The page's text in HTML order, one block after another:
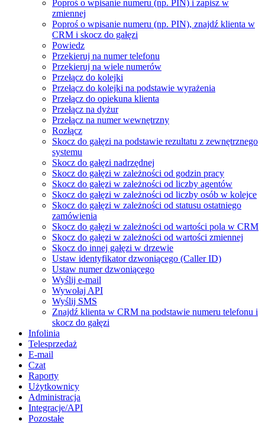
Poproś o wpisanie numeru (np. PIN) i zapisz w
zmiennej
Poproś o wpisanie numeru (np. PIN), znajdź klienta w
CRM i skocz do gałęzi
Powiedz
Przekieruj na numer telefonu
Przekieruj na wiele numerów
Przełącz do kolejki
Przełącz do kolejki na podstawie wyrażenia
Przełącz do opiekuna klienta
Przełącz na dyżur
Przełącz na numer wewnętrzny
Rozłącz
Skocz do gałęzi na podstawie rezultatu z zewnętrznego
systemu
Skocz do gałęzi nadrzędnej
Skocz do gałęzi w zależności od godzin pracy
Skocz do gałęzi w zależności od liczby agentów
Skocz do gałęzi w zależności od liczby osób w kolejce
Skocz do gałęzi w zależności od statusu ostatniego
zamówienia
Skocz do gałęzi w zależności od wartości pola w CRM
Skocz do gałęzi w zależności od wartości zmiennej
Skocz do innej gałęzi w drzewie
Ustaw identyfikator dzwoniącego (Caller ID)
Ustaw numer dzwoniącego
Wyślij e-mail
Wywołaj API
Wyślij SMS
Znajdź klienta w CRM na podstawie numeru telefonu i
skocz do gałęzi
Infolinia
Telesprzedaż
E-mail
Czat
Raporty
Użytkownicy
Administracja
Integracje/API
Pozostałe